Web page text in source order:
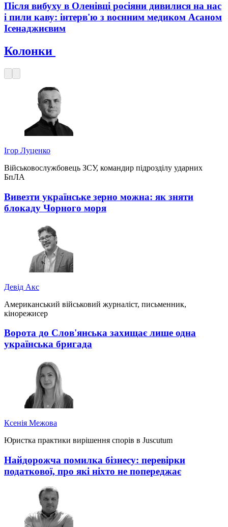
Після вибуху в Оленівці росіяни дивилися на нас
і пили каву: інтерв'ю з воєнним медиком Асаном
Ісенаджиєвим
Колонки
Ігор Луценко
Військовослужбовець ЗСУ, командир підрозділу ударних
БпЛА
Вивезти українське зерно можна: як зняти
блокаду Чорного моря
Девід Акс
Американський військовий журналіст, письменник,
кінорежисер
Ворота до Слов'янська захищає лише одна
українська бригада
Ксенія Межова
Юристка практики вирішення спорів в Juscutum
Найдорожча помилка бізнесу: перевірки
податкової, про які ніхто не попереджає